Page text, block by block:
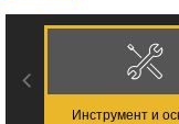
Инструмент и